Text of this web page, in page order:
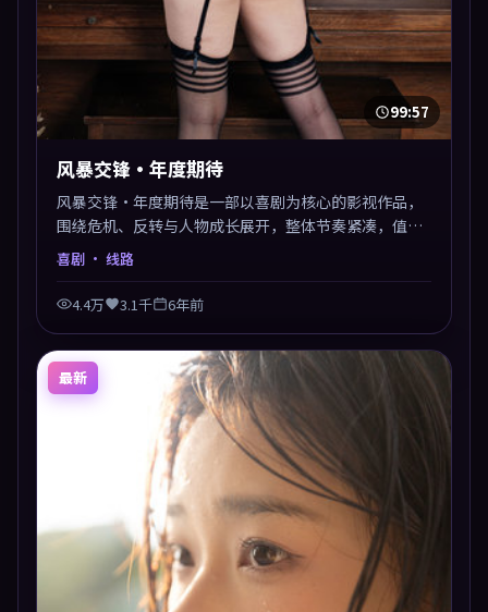
99:57
风暴交锋·年度期待
风暴交锋·年度期待是一部以喜剧为核心的影视作品，
围绕危机、反转与人物成长展开，整体节奏紧凑，值得
推荐观看。
喜剧 · 线路
4.4万 3.1千 6年前
最新